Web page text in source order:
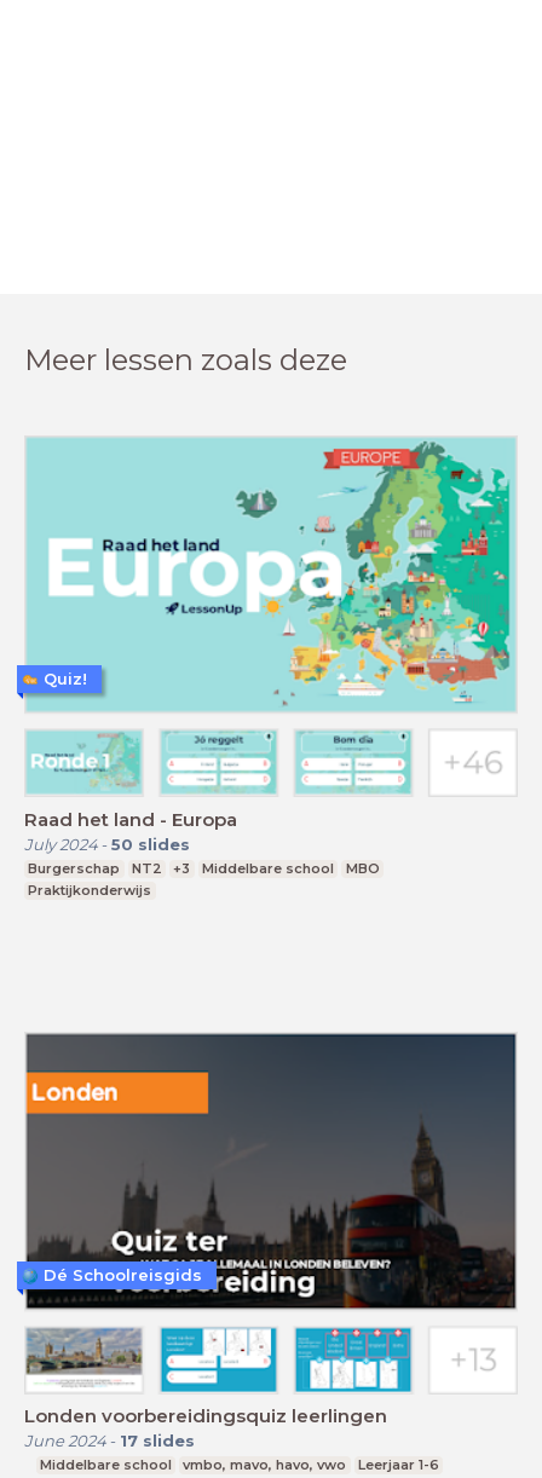
Meer lessen zoals deze
Raad het land - Europa
July 2024- 50 slides
Burgerschap NT2 +3 Middelbare school
MBO
Praktijkonderwijs
Quiz!
Londen voorbereidingsquiz leerlingen
June 2024- 17 slides
Middelbare school vmbo, mavo, havo, vwo Leerjaar 1-6
Dé Schoolreisgids